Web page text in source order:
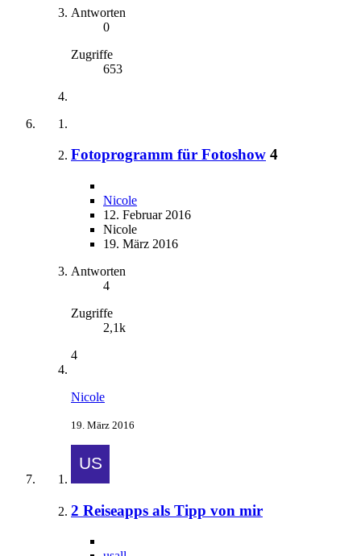
Antworten
0
Zugriffe
653
Fotoprogramm für Fotoshow 4
Nicole
12. Februar 2016
Nicole
19. März 2016
Antworten
4
Zugriffe
2,1k
4
Nicole
19. März 2016
2 Reiseapps als Tipp von mir